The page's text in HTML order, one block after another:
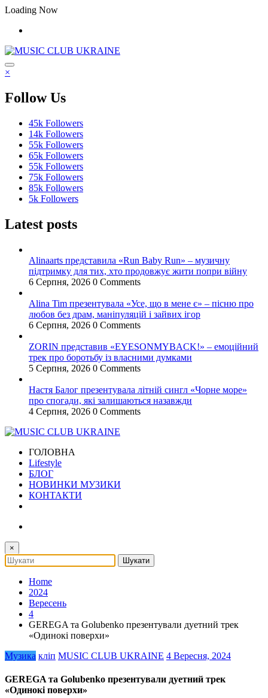
Перейти
контенту
Loading Now
×
Follow Us
45k Followers
14k Followers
55k Followers
65k Followers
55k Followers
75k Followers
85k Followers
5k Followers
Latest posts
Alinaarts представила «Run Baby Run» – музичну
підтримку для тих, хто продовжує жити попри війну
6 Серпня, 2026 0 Comments
Alina Tim презентувала «Усе, що в мене є» – пісню про
любов без драм, маніпуляцій і зайвих ігор
6 Серпня, 2026 0 Comments
ZORIN представив «EYESONMYBACK!» – емоційний
трек про боротьбу із власними думками
5 Серпня, 2026 0 Comments
Настя Балог презентувала літній сингл «Чорне море»
про спогади, які залишаються назавжди
4 Серпня, 2026 0 Comments
ГОЛОВНА
Lifestyle
БЛОГ
НОВИНКИ МУЗИКИ
КОНТАКТИ
×
Home
2024
Вересень
4
GEREGA та Golubenko презентували дуетний трек
«Одинокі поверхи»
Музика кліп MUSIC CLUB UKRAINE 4 Вересня, 2024
GEREGA та Golubenko презентували дуетний трек
«Одинокі поверхи»